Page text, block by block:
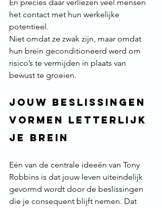
En precies daar verliezen veel mensen
het contact met hun werkelijke
potentieel.
Niet omdat ze zwak zijn, maar omdat
hun brein geconditioneerd werd om
risico’s te vermijden in plaats van
bewust te groeien.
Jouw beslissingen
vormen letterlijk
je brein
Eén van de centrale ideeën van Tony
Robbins is dat jouw leven uiteindelijk
gevormd wordt door de beslissingen
die je consequent blijft nemen. Dat